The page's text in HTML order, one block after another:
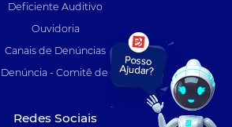
Deficiente Auditivo
Ouvidoria
Canais de Denúncias
- Comitê de Auditoria
Redes Sociais